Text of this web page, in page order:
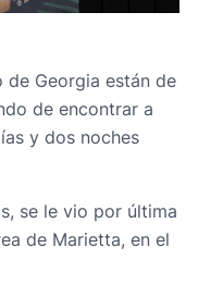
de Georgia están de
de encontrar a
y dos noches
se le vio por última
de Marietta, en el